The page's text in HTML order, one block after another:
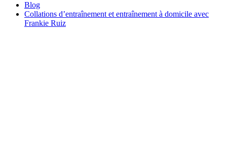
Blog
Collations d’entraînement et entraînement à domicile avec
Frankie Ruiz